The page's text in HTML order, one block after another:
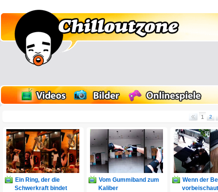
1 2
Ein Ring, der die
Schwerkraft bindet
Vom Gummiband zum
Kaliber
Wenn der
vorbeischaut